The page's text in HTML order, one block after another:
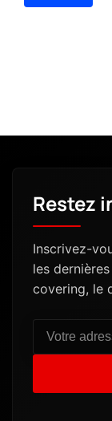
Restez
Inscrivez-
les
covering, le